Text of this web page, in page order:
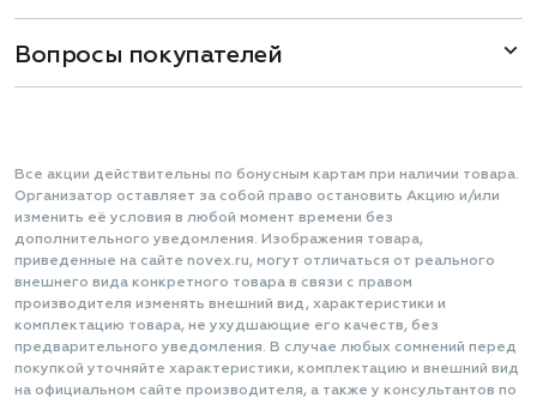
Вопросы покупателей
Все акции действительны по бонусным картам при наличии товара.
Организатор оставляет за собой право остановить Акцию и/или
изменить её условия в любой момент времени без
дополнительного уведомления. Изображения товара,
приведенные на сайте novex.ru, могут отличаться от реального
внешнего вида конкретного товара в связи с правом
производителя изменять внешний вид, характеристики и
комплектацию товара, не ухудшающие его качеств, без
предварительного уведомления. В случае любых сомнений перед
покупкой уточняйте характеристики, комплектацию и внешний вид
на официальном сайте производителя, а также у консультантов по